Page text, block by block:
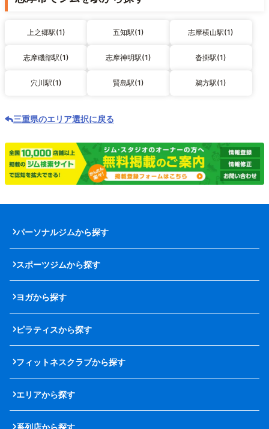
上之郷駅(1) 五知駅(1) 志摩横山駅(1)
志摩磯部駅(1) 志摩神明駅(1) 沓掛駅(1)
穴川駅(1) 賢島駅(1) 鵜方駅(1)
三重県のエリア選択に戻る
パーソナルジムから探す
スポーツジムから探す
ヨガから探す
ピラティスから探す
フィットネスクラブから探す
エリアから探す
系列店から探す